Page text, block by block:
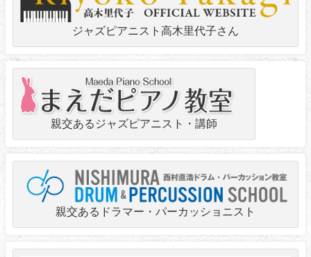
ジャズピアニスト高木里代子さん
親交あるジャズピアニスト・講師
親交あるドラマー・パーカッショニスト